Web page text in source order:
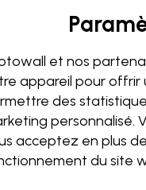
et nos
appareil pour offrir
des
personnalisé.
acceptez en plus
du site